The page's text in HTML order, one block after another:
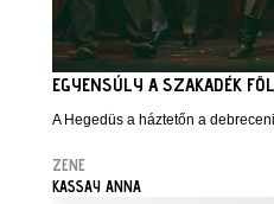
EGYENSÚLY A SZAKADÉK
A Hegedüs a háztetőn a
ZENE
KASSAY ANNA